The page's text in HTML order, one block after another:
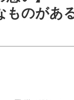
のがあ